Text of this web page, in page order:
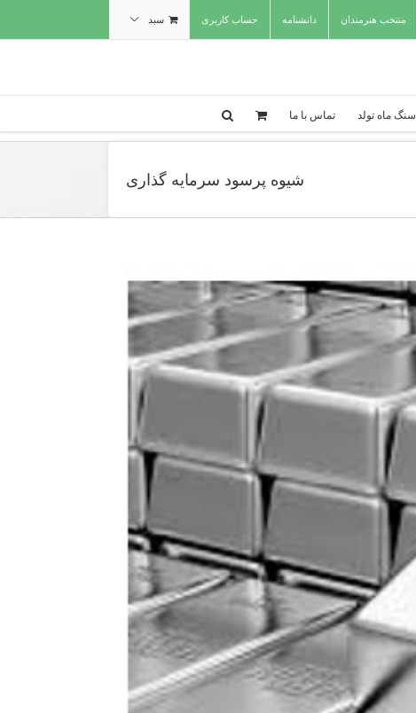
منتخب هنرمندان دانشنامه حساب کاربری سبد
سنگ ماه تولد تماس با ما
شیوه پرسود سرمایه گذاری